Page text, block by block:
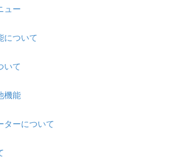
ュー
について
いて
機能
ターについて